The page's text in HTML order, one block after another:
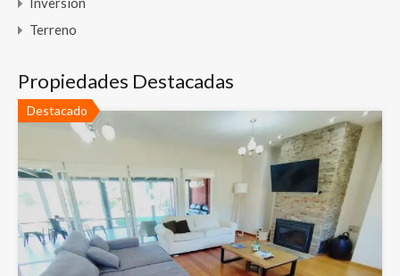
Terreno
Propiedades Destacadas
Destacado